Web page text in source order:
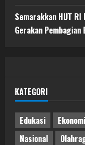
Semarakkan HUT
Gerakan
KATEGORI
Edukasi Ekonomi
Nasional